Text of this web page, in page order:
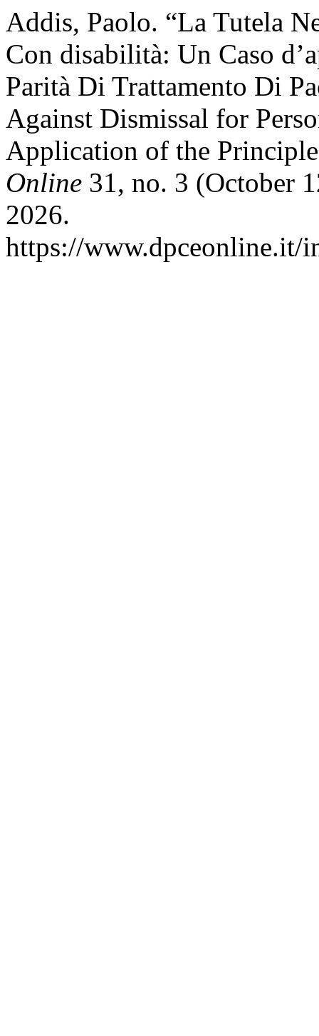
Addis, Paolo. “La Tutela
Con disabilità: Un Caso
Parità Di Trattamento Di
Against Dismissal for
Application of the
Online 31, no. 3 (October
2026.
https://www.dpceonline.it/